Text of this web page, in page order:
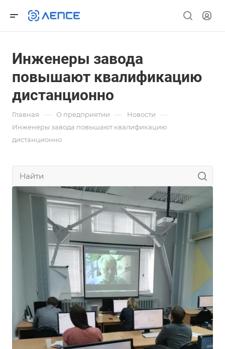
Инженеры завода
повышают квалификацию
дистанционно
Главная — О предприятии — Новости —
Инженеры завода повышают квалификацию
дистанционно